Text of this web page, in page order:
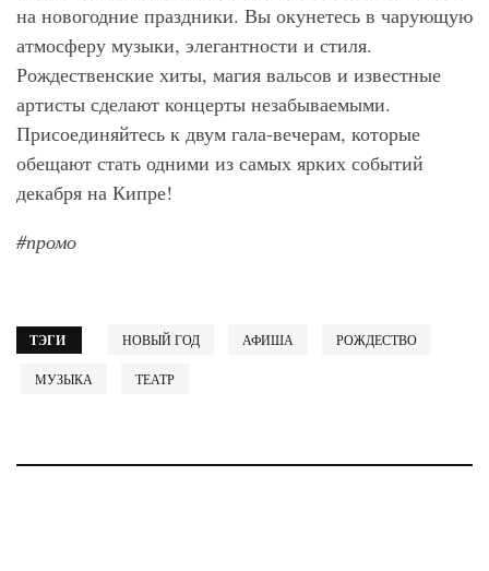
на новогодние праздники. Вы окунетесь в чарующую
атмосферу музыки, элегантности и стиля.
Рождественские хиты, магия вальсов и известные
артисты сделают концерты незабываемыми.
Присоединяйтесь к двум гала-вечерам, которые
обещают стать одними из самых ярких событий
декабря на Кипре!
#промо
ТЭГИ НОВЫЙ ГОД АФИША РОЖДЕСТВО
МУЗЫКА ТЕАТР